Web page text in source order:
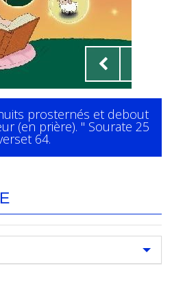
prosternés et debout
(en prière). " Sourate 25
64.